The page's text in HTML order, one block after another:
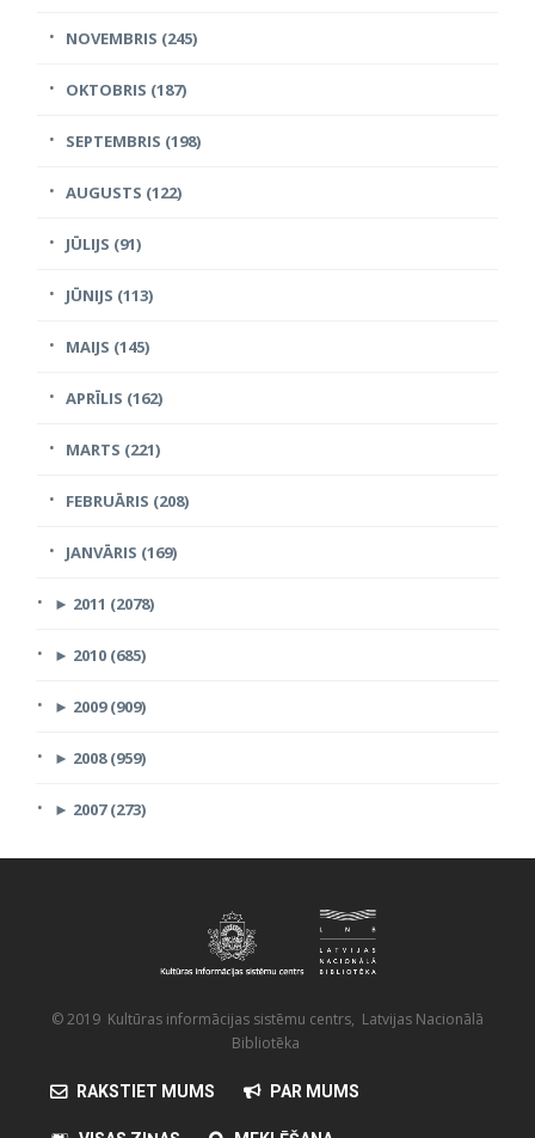
NOVEMBRIS (245)
OKTOBRIS (187)
SEPTEMBRIS (198)
AUGUSTS (122)
JŪLIJS (91)
JŪNIJS (113)
MAIJS (145)
APRĪLIS (162)
MARTS (221)
FEBRUĀRIS (208)
JANVĀRIS (169)
► 2011 (2078)
► 2010 (685)
► 2009 (909)
► 2008 (959)
► 2007 (273)
© 2019 Kultūras informācijas sistēmu centrs, Latvijas Nacionālā
Bibliotēka
RAKSTIET MUMS PAR MUMS